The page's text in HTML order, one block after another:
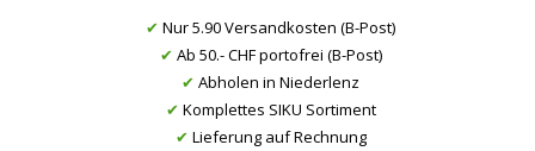
✔ Nur 5.90 Versandkosten (B-Post)
✔ Ab 50.- CHF portofrei (B-Post)
✔ Abholen in Niederlenz
✔ Komplettes SIKU Sortiment
✔ Lieferung auf Rechnung